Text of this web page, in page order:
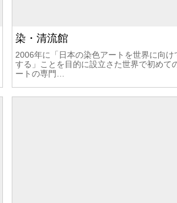
染・清流館
2006年に「日本の染色アートを世界に向け
する」ことを目的に設立さた世界で初めて
ートの専門…